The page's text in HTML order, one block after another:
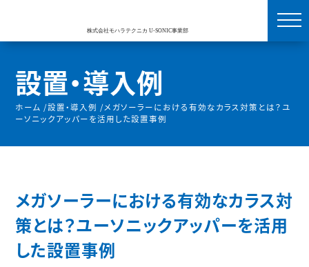
設置・導入例
ホーム /設置・導入例 /メガソーラーにおける有効なカラス対策とは？ユ
ーソニックアッパーを活用した設置事例
メガソーラーにおける有効なカラス対
策とは？ユーソニックアッパーを活用
した設置事例